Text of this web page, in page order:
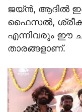
ജയ്ന്‍, ആദില്‍
ഫൈസല്‍,
എന്നിവരും ഈ
താരങ്ങളാണ്.